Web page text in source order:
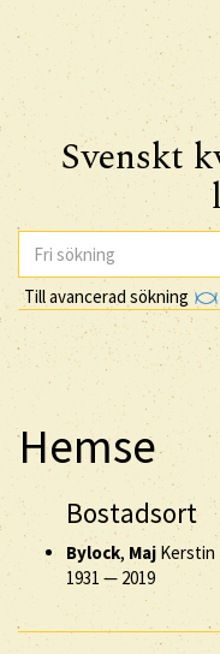
Svenskt
Till avancerad sökning
Hemse
Bostadsort
Bylock, Maj Kerstin
1931 — 2019